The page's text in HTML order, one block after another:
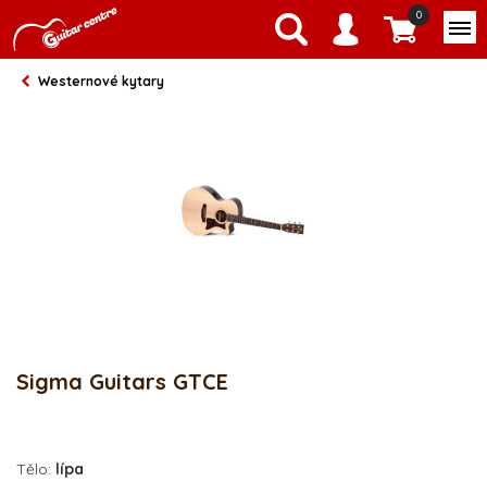
0
Westernové kytary
Sigma Guitars GTCE
Tělo: lípa